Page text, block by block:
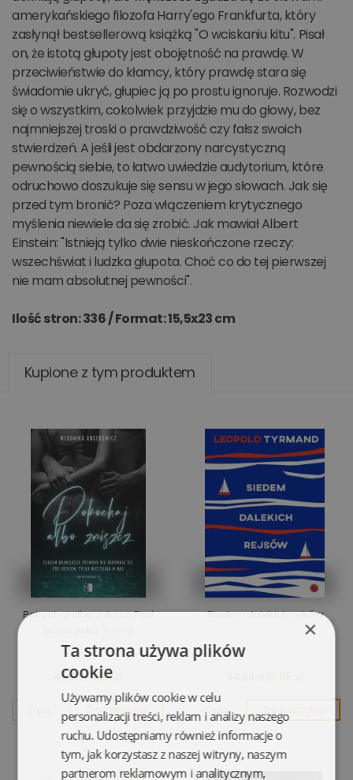
amerykańskiego filozofa Harry'ego Frankfurta, który
zasłynął bestsellerową książką "O wciskaniu kitu". Pisał
on, że istotą głupoty jest obojętność na prawdę. W
przeciwieństwie do kłamcy, który prawdę stara się
świadomie ukryć, głupiec ją po prostu ignoruje. Rozwodzi
się o wszystkim, cokolwiek przyjdzie mu do głowy, bez
najmniejszej troski o prawdziwość czy fałsz swoich
stwierdzeń. A jeśli jest obdarzony narcystyczną
pewnością siebie, to łatwo uwiedzie audytorium, które
odruchowo doszukuje się sensu w jego słowach. Jak się
przed tym bronić? Poza włączeniem krytycznego
myślenia niewiele da się zrobić. Jak mawiał Albert
Einstein: "Istnieją tylko dwie nieskończone rzeczy:
wszechświat i ludzka głupota. Choć co do tej pierwszej
nie mam absolutnej pewności".
Ilość stron: 336 /Format: 15,5x23 cm
Kupione z tym produktem
Pokochaj albo zniszcz. Pod
41,90 zł11,95 zł
Do koszyka
Siedem dalekich rejsów
Opis
×
Ta strona używa plików
cookie
Używamy plików cookie w celu
personalizacji treści, reklam i analizy naszego
ruchu. Udostępniamy również informacje o
tym, jak korzystasz z naszej witryny, naszym
partnerom reklamowym i analitycznym,